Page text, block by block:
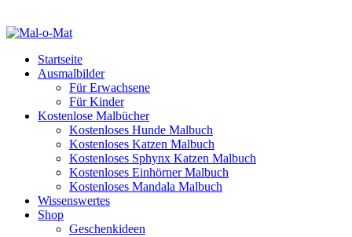
Startseite
Ausmalbilder
Für Erwachsene
Für Kinder
Kostenlose Malbücher
Kostenloses Hunde Malbuch
Kostenloses Katzen Malbuch
Kostenloses Sphynx Katzen Malbuch
Kostenloses Einhörner Malbuch
Kostenloses Mandala Malbuch
Wissenswertes
Shop
Geschenkideen